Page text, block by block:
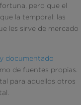
pero que el
la temporal: las
les sirve de mercado
documentado
de fuentes propias.
para aquellos otros